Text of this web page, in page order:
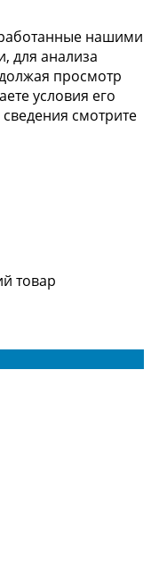
нашими
для анализа
просмотр
условия его
смотрите
товар